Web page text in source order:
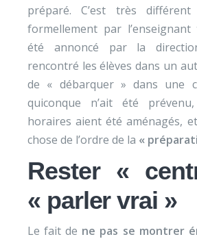
préparé. C’est très différent
formellement par l’enseignant
été annoncé par la
rencontré les élèves dans un
de « débarquer » dans une
quiconque n’ait été
horaires aient été aménagés,
chose de l’ordre de la «
Rester «
« parler vrai »
Le fait de ne pas se montrer